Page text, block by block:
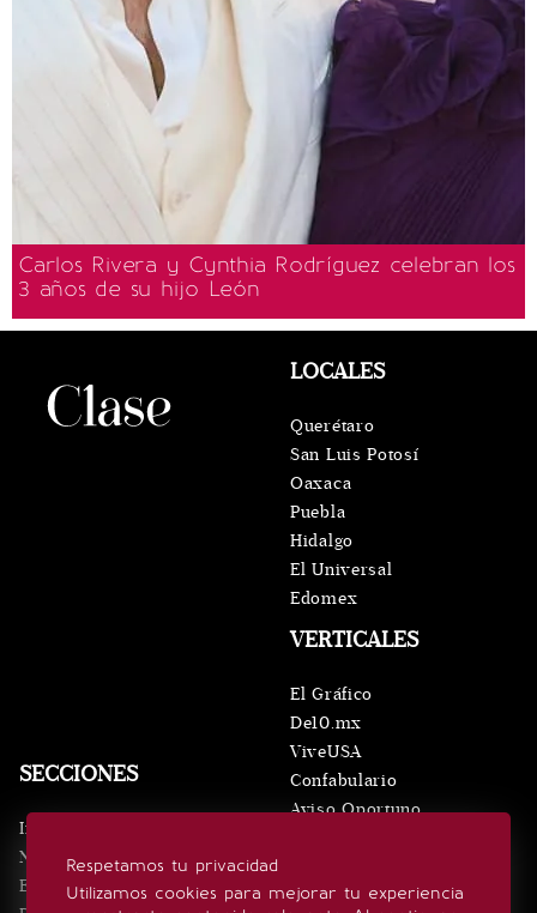
Carlos Rivera y Cynthia Rodríguez celebran los
3 años de su hijo León
Respetamos tu privacidad
Utilizamos cookies para mejorar tu experiencia
SECCIONES
Inicio
Noticias
Eventos
VERTICALES
El Gráfico
De10.mx
ViveUSA
Confabulario
Aviso Oportuno
LOCALES
Querétaro
San Luis Potosí
Oaxaca
Puebla
Hidalgo
El Universal
Edomex